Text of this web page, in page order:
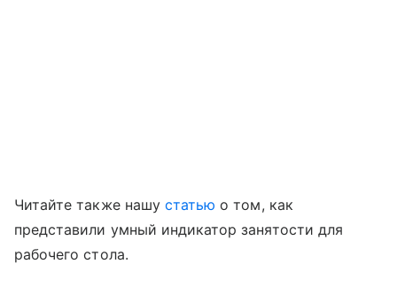
Читайте также нашу статью о том, как
представили умный индикатор занятости для
рабочего стола.